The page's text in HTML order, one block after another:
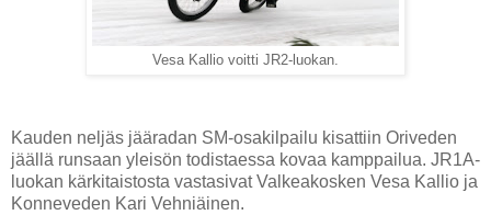
Vesa Kallio voitti JR2-luokan.
Kauden neljäs jääradan SM-osakilpailu kisattiin Oriveden
jäällä runsaan yleisön todistaessa kovaa kamppailua. JR1A-
luokan kärkitaistosta vastasivatValkeakosken Vesa Kallio ja
Konneveden Kari Vehniäinen.